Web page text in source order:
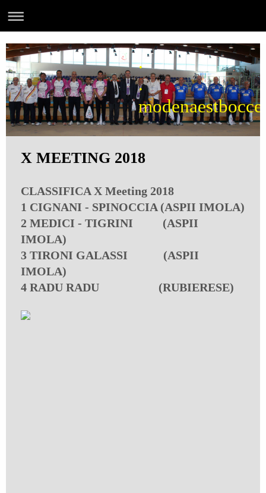
.
.
modenaestbocce
X MEETING 2018
CLASSIFICA X Meeting 2018
1 CIGNANI - SPINOCCIA (ASPII IMOLA)
2 MEDICI - TIGRINI
(ASPII
IMOLA)
3 TIRONI GALASSI (ASPII
IMOLA)
4 RADU RADU (RUBIERESE)